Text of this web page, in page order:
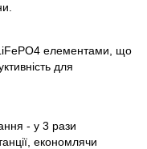
елементами, що
для
- у 3 рази
економлячи